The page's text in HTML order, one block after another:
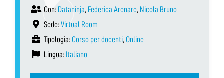
Con: Dataninja, Federica Arenare, Nicola Bruno
Sede: Virtual Room
Tipologia: Corso per docenti, Online
Lingua: Italiano